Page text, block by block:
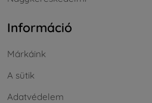
Információ
Márkáink
A sütik
Adatvédelem